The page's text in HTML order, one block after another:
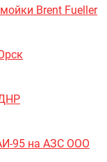
Brent Fueller
95 на АЗС ООО